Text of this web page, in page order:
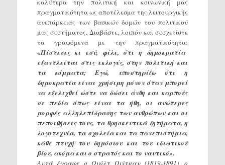
πραγματικότητα ως αποτέλεσμα της λειτουργικής
ανεπάρκειας των βασικών δομών του πολιτικού
μας συστήματος. Διαβάστε, λοιπόν και συσχετίστε
τα γραφόμενα με την πραγματικότητα:
«Πίστευες κι εσύ, φίλε, ότι η δημοκρατία
εξαντλείται στις εκλογές, στην πολιτική και
τα κόμματα; Εγώ, υποστηρίζω ότι η
δημοκρατία είναι χρήσιμη μόνον όταν μπορεί
να εξελιχθεί ώστε να δώσει άνθη και καρπούς
σε πεδία όπως είναι τα ήθη, οι ανώτερες
μορφές αλληλεπίδρασης των ανθρώπων και οι
πεποιθήσεις τους, τα θρησκευτικά ζητήματα, η
λογοτεχνία, τα σχολεία και τα πανεπιστήμια,
κάθε πτυχή του δημόσιου και του ιδιωτικού
βίου, ακόμα και ο στρατός και το ναυτικό».
Αυτά έγραφε ο Ουόλτ Ουίτμαν (1819-1891), ο